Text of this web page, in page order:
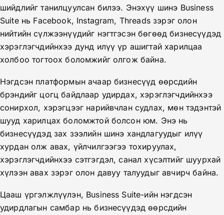
шийдлийг танилцуулсан билээ. Энэхүү шинэ Business
Suite нь Facebook, Instagram, Threads зэрэг олон
нийтийн сүлжээнүүдийг нэгтгэсэн бөгөөд бизнесүүдэд
хэрэглэгчдийнхээ дунд илүү үр ашигтай харилцаа
холбоо тогтоох боломжийг олгож байна.
Нэгдсэн платформын ачаар бизнесүүд өөрсдийн
брэндийг цогц байдлаар удирдах, хэрэглэгчдийнхээ
сонирхол, хэрэгцээг нарийвчлан судлах, мөн тэдэнтэй
шууд харилцах боломжтой болсон юм. Энэ нь
бизнесүүдэд зах зээлийн шинэ хандлагуудыг илүү
хурдан олж авах, үйлчилгээгээ тохируулах,
хэрэглэгчдийнхээ сэтгэгдэл, санал хүсэлтийг шуурхай
хүлээн авах зэрэг олон давуу талуудыг авчирч байна.
Цааш үргэлжлүүлэн, Business Suite-ийн нэгдсэн
удирдлагын самбар нь бизнесүүдэд өөрсдийн